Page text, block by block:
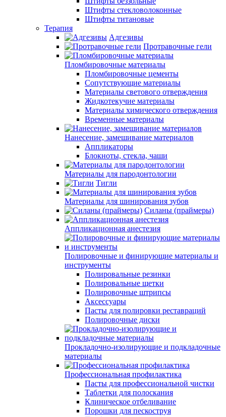
Штифты стекловолоконные
Штифты титановые
Терапия
Адгезивы
Протравочные гели
Пломбировочные материалы
Пломбировочные цементы
Сопутствующие материалы
Материалы светового отверждения
Жидкотекучие материалы
Материалы химического отверждения
Временные материалы
Нанесение, замешивание материалов
Аппликаторы
Блокноты, стекла, чаши
Материалы для пародонтологии
Тигли
Материалы для шинирования зубов
Силаны (праймеры)
Аппликационная анестезия
Полировочные и финирующие материалы и
инструменты
Полировальные резинки
Полировальные щетки
Полировочные штрипсы
Аксессуары
Пасты для полировки реставраций
Полировочные диски
Прокладочно-изолирующие и подкладочные
материалы
Профессиональная профилактика
Пасты для профессиональной чистки
Таблетки для полоскания
Клиническое отбеливание
Порошки для пескоструя